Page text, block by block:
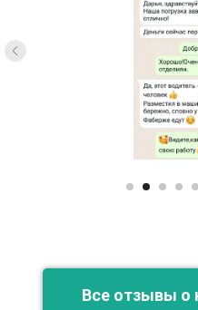
Все отзывы о